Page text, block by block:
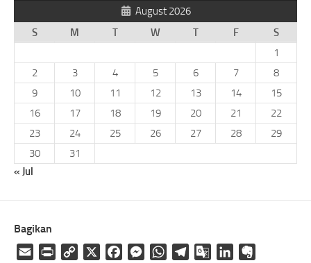
August 2026
S
M T W T F
S
1
2
3 4 5 6 7
8
9
10 11 12 13 14
15
16
17 18 19 20 21
22
23
24 25 26 27 28
29
30
31
« Jul
Bagikan
Email
Print
Copy
FacebookMessengerWhatsAppTelegramGoogleLinkedIn